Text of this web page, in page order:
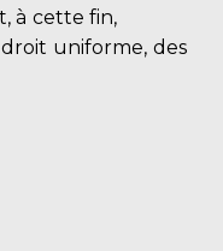
à cette fin,
uniforme, des